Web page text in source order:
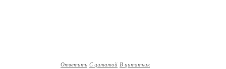
Ответить С цитатой В цитатник